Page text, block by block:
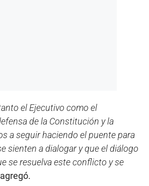
el Ejecutivo como el
de la Constitución y la
a seguir haciendo el puente para
sienten a dialogar y que el diálogo
se resuelva este conflicto y se
agregó.